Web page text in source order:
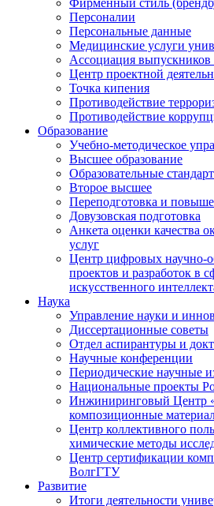
Фирменный стиль
Персоналии
Персональные данные
Медицинские услуги
Ассоциация
Центр проектной
Точка кипения
Противодействие
Противодействие
Образование
Учебно-методическое
Высшее образование
Образовательные
Второе высшее
Переподготовка и
Довузовская подготовка
Анкета оценки качества
услуг
Центр цифровых научно-
проектов и разработок в
искусственного
Наука
Управление науки и
Диссертационные советы
Отдел аспирантуры и
Научные конференции
Периодические научные
Национальные проекты
Инжиниринговый Центр
композиционные
Центр коллективного
химические методы
Центр сертификации
ВолгГТУ
Развитие
Итоги деятельности